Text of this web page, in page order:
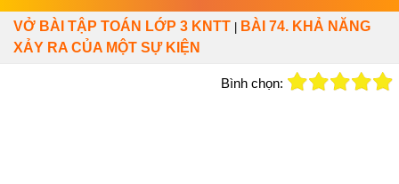
VỞ BÀI TẬP TOÁN LỚP 3 KNTT
BÀI 74. KHẢ NĂNG
XẢY RA CỦA MỘT SỰ KIỆN
Bình chọn: